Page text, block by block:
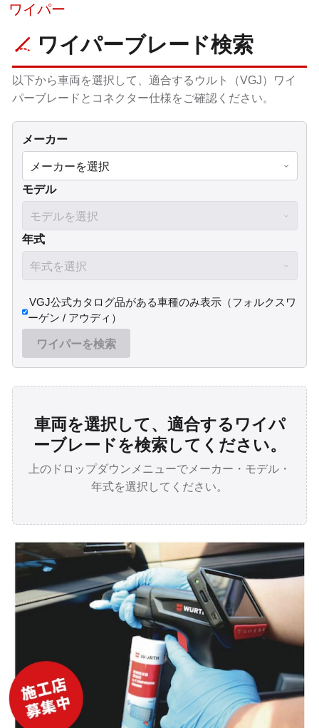
ワイパー
ワイパーブレード検索
以下から車両を選択して、適合するウルト（VGJ）ワイ
パーブレードとコネクター仕様をご確認ください。
メーカー
モデル
年式
VGJ公式カタログ品がある車種のみ表示（フォルクスワ
ーゲン / アウディ）
ワイパーを検索
車両を選択して、適合するワイパ
ーブレードを検索してください。
上のドロップダウンメニューでメーカー・モデル・
年式を選択してください。